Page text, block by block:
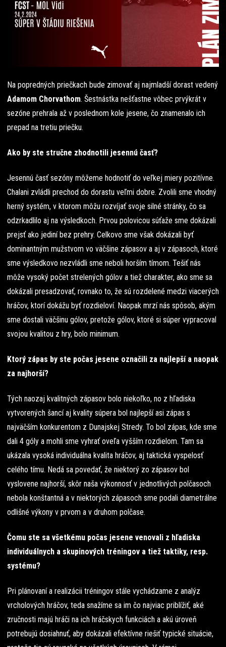
Na popredných priečkach bude zimovať aj najmladší dorast vedený
Adamom Chorvathom. Šestnástka nešťastne vôbec prvýkrát v
sezóne prehrala až v poslednom kole jesene, čo znamenalo ich
prepad na tretiu priečku.
Ako by ste stručne zhodnotili jesennú časť?
Jesennú časť sezóny môžeme hodnotiť do veľkej miery pozitívne.
Chalani zvládli prechod do dorastu veľmi dobre. Zvolili sme vhodný
herný systém, v ktorom môžu rozvíjať svoje silné stránky, čo sa
odzrkadlilo aj na výsledkoch. Prvou polovicou súťaže sme dokázali
prejsť ako jediní bez prehry. Celkovo sme však dokázali byť
dominantným mužstvom vo väčšine zápasov a aj v zápasoch, ktoré
sme výsledkovo nezvládli sme neboli horším tímom. Tešiť nás
môže vysoký počet strelených gólov a tiež charakter, ako sme sa
dokázali presadzovať, rovnako to, že sú rozdelené medzi viacerých
hráčov, ktorí dokážu byť rozdieloví. Naopak mrzí nás spôsob, akým
sme dostali väčšinu gólov, pretože gólov, ktoré si súper vypracoval
svojou kvalitou z hry, bolo minimum.
Ktorý zápas by ste počas jesene označili za najlepší a naopak
za najhorší?
Tých naozaj kvalitných zápasov bolo niekoľko, no z hľadiska
vytvorených šancí aj kvality súpera bol najlepší asi zápas s
najväčším konkurentom z Dunajskej Stredy. To bol zápas, kde sme
dali 4 góly a mohli sme vyhrať oveľa vyšším rozdielom. Tam sa
ukázala vysoká individuálna kvalita hráčov, aj taktická vyspelosť
celého tímu. Nedá sa povedať, že niektorý zo zápasov bol
vyslovene najhorší, skôr naša výkonnosť v jednotlivých polčasoch
nebola konštantná a v niektorých zápasoch sme podali diametrálne
odlišné výkony v prvom a v druhom polčase.
Čomu ste sa všetkému počas jesene venovali z hľadiska
individuálnych a skupinových tréningov a tiež taktiky, resp.
systému?
Pri plánovaní a realizácii tréningov stále vychádzame z analýz
vrcholových hráčov, teda snažíme sa im čo najviac priblížiť, aké
zručnosti majú hráči na ich hráčskych funkciách a akú úroveň
potrebujú dosiahnuť, aby dokázali efektívne riešiť typické situácie,